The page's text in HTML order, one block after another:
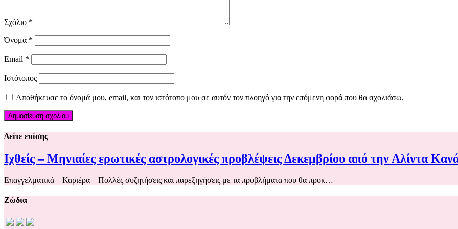
Σχόλιο *
Όνομα *
Email *
Ιστότοπος
Αποθήκευσε το όνομά μου, email, και τον ιστότοπο μου σε αυτόν τον πλοηγό για την επόμενη φορά που θα σχολιάσω.
Δείτε επίσης
Ιχθείς – Μηνιαίες ερωτικές αστρολογικές προβλέψεις Δεκεμβρίου από την Αλίντα
Επαγγελματικά – Καριέρα Πολλές συζητήσεις και παρεξηγήσεις με τα προβλήματα που θα προκ…
Ζώδια